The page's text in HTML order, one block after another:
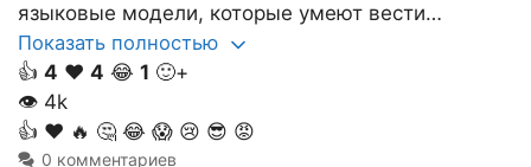
языковые модели, которые умеют вести…
Показать полностью
👍 4 ❤️ 4 😂 1 🙂+
👁 4k
👍 ❤️ 🔥 🤔 😂 😱 😢 😎 😡
0 комментариев